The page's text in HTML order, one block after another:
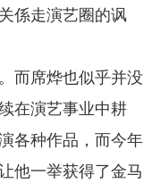
係走演艺圈的讽
而席烨也似乎并没
在演艺事业中耕
各种作品，而今年
他一举获得了金马